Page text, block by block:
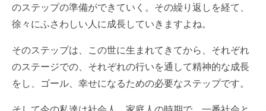
のステップの準備ができていく。その繰り返しを経て、
徐々にふさわしい人に成長していきますよね。
そのステップは、この世に生まれてきてから、それぞれ
のステージでの、それぞれの行いを通して精神的な成長
をし、ゴール、幸せになるための必要なステップです。